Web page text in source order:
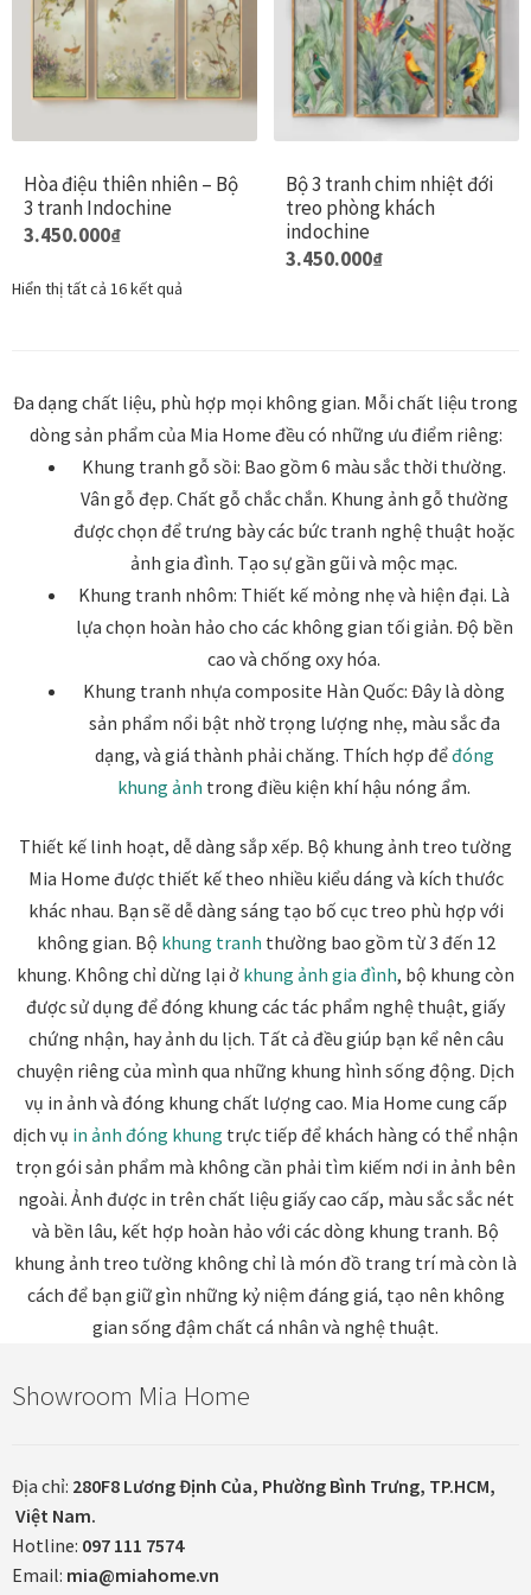
Khung tranh gỗ sồi
Khung tranh treo tường
Liên hệ
Mia Lifestyle
Nhận vẽ tranh theo yêu cầu
Phương thức thanh toán
Quà tặng cao cấp
Quà tặng đối tác nước ngoài
Quà Tết Doanh nghiệp 2026
Quy định khu vực giao hàng
Sản phẩm mới
Tài khoản
test
Test home page 260225
TẾT 2025
Thanh toán
Thông tin chung & hỗ trợ
Tối ưu chất lượng hình ảnh
Trang mẫu
Tranh dự án
Tranh nhà mẫu dự án
tùy
được
chọn
Các
tùy
chọn
có
thể
chọn
Hòa điệu thiên nhiên – Bộ
3 tranh Indochine
3.450.000₫
thể.
Các
tùy
chọn
có
thể
được
chọn
sản
phẩm
Bộ 3 tranh chim nhiệt đới
treo phòng khách
indochine
3.450.000₫
biến
thể.
Các
tùy
chọn
thể
được
chọn
trang
sản
phẩm
Hiển thị tất cả 16 kết quả
Đa dạng chất liệu, phù hợp mọi không gian. Mỗi chất liệu trong
dòng sản phẩm của Mia Home đều có những ưu điểm riêng:
Khung tranh gỗ sồi: Bao gồm 6 màu sắc thời thường.
Vân gỗ đẹp. Chất gỗ chắc chắn. Khung ảnh gỗ thường
được chọn để trưng bày các bức tranh nghệ thuật hoặc
ảnh gia đình. Tạo sự gần gũi và mộc mạc.
Khung tranh nhôm: Thiết kế mỏng nhẹ và hiện đại. Là
lựa chọn hoàn hảo cho các không gian tối giản. Độ bền
cao và chống oxy hóa.
Khung tranh nhựa composite Hàn Quốc: Đây là dòng
sản phẩm nổi bật nhờ trọng lượng nhẹ, màu sắc đa
dạng, và giá thành phải chăng. Thích hợp đểđóng
khung ảnh trong điều kiện khí hậu nóng ẩm.
Thiết kế linh hoạt, dễ dàng sắp xếp. Bộ khung ảnh treo tường
Mia Home được thiết kế theo nhiều kiểu dáng và kích thước
khác nhau. Bạn sẽ dễ dàng sáng tạo bố cục treo phù hợp với
không gian. Bộ khung tranh thường bao gồm từ 3 đến 12
khung. Không chỉ dừng lại ở khung ảnh gia đình, bộ khung còn
được sử dụng để đóng khung các tác phẩm nghệ thuật, giấy
chứng nhận, hay ảnh du lịch. Tất cả đều giúp bạn kể nên câu
chuyện riêng của mình qua những khung hình sống động. Dịch
vụ in ảnh và đóng khung chất lượng cao. Mia Home cung cấp
dịch vụ in ảnh đóng khung trực tiếp để khách hàng có thể nhận
trọn gói sản phẩm mà không cần phải tìm kiếm nơi in ảnh bên
ngoài. Ảnh được in trên chất liệu giấy cao cấp, màu sắc sắc nét
và bền lâu, kết hợp hoàn hảo với các dòng khung tranh. Bộ
khung ảnh treo tường không chỉ là món đồ trang trí mà còn là
cách để bạn giữ gìn những kỷ niệm đáng giá, tạo nên không
gian sống đậm chất cá nhân và nghệ thuật.
Showroom Mia Home
Địa chỉ: 280F8 Lương Định Của, Phường Bình Trưng, TP.HCM,
Việt Nam.
Hotline: 097 111 7574
Email: mia@miahome.vn